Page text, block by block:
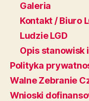
Galeria
Kontakt / Biuro
Ludzie LGD
Opis stanowisk
Polityka
Walne Zebranie
Wnioski